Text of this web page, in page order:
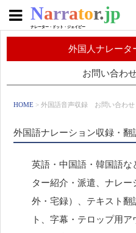
Narrator.jp
ナレーター・ドット・ジェイピー
外国人ナレー
お問い合わ
HOME> 外国語音声収録 お問い合わ
外国語ナレーション収録・翻
英語・中国語・韓国語な
ター紹介・派遣、ナレ
外・宅録）、テキスト翻
ト、字幕・テロップ用